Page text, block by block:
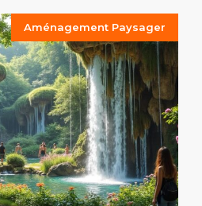
Aménagement Paysager